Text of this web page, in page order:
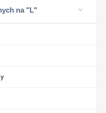
na "L"